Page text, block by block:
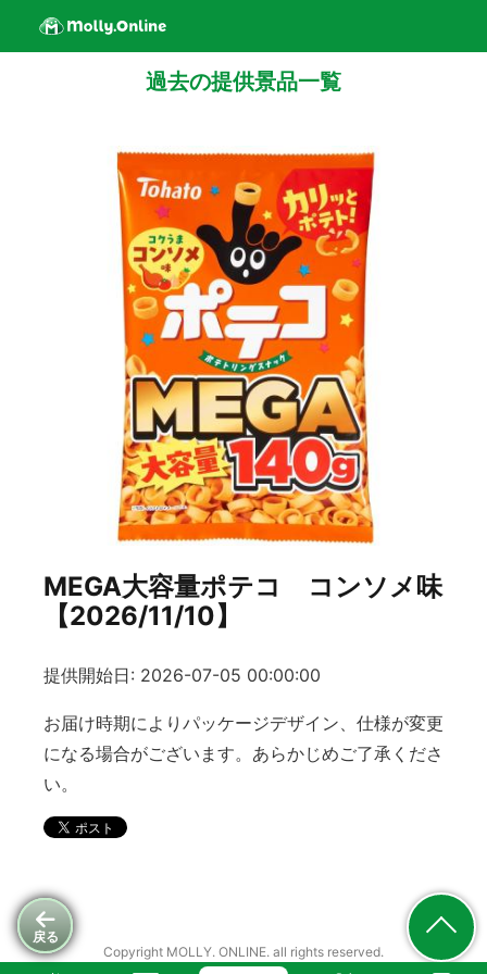
戻る
過去の提供景品一覧
MEGA大容量ポテコ コンソメ味
【2026/11/10】
提供開始日: 2026-07-05 00:00:00
お届け時期によりパッケージデザイン、仕様が変更
になる場合がございます。あらかじめご了承くださ
い。
Copyright MOLLY. ONLINE. all rights reserved.